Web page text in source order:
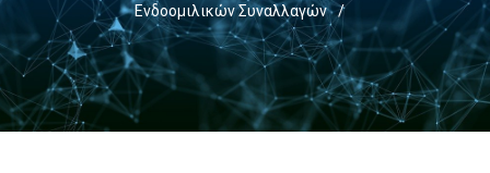
Ενδοομιλικών Συναλλαγών
/